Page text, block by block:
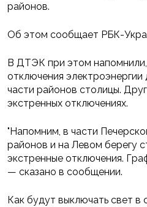
районов.
Об этом сообщает РБК-
В ДТЭК при этом
отключения
части районов столицы.
экстренных отключениях.
"Напомним, в части
районов и на Левом берегу
экстренные отключения.
— сказано в сообщении.
Как будут выключать свет в